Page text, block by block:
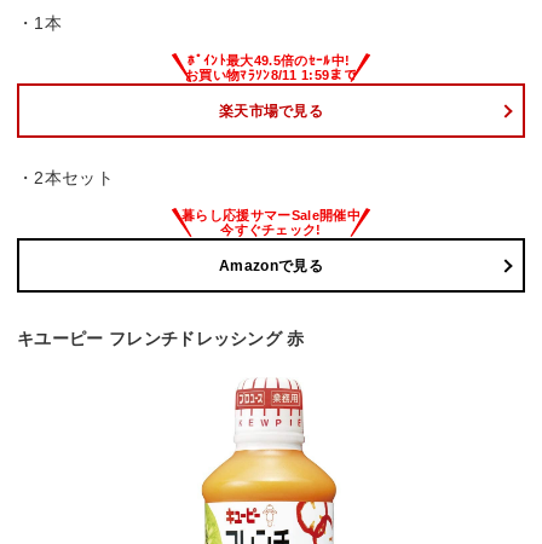
・1本
楽天市場で見る
・2本セット
Amazonで見る
キユーピー フレンチドレッシング 赤